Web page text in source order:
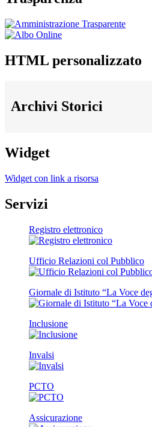
HTML personalizzato
Archivi Storici
Widget
Widget con link a risorsa
Servizi
Registro elettronico
Ufficio Relazioni col Pubblico
Giornale di Istituto “La Voce
Inclusione
Invalsi
PCTO
Assicurazione